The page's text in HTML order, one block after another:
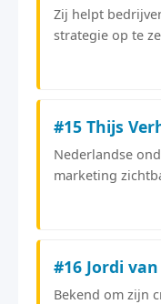
Zij helpt
strategie op te
#15 Thijs
Nederlandse
marketing
#16 Jordi
Bekend om zijn